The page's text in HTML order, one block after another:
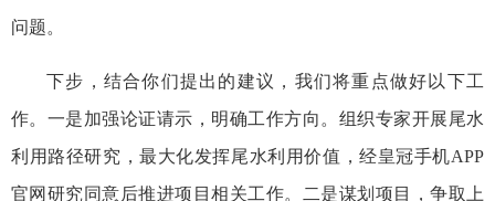
问题。
下步，结合你们提出的建议，我们将重点做好以下工
作。一是加强论证请示，明确工作方向。组织专家开展尾水
利用路径研究，最大化发挥尾水利用价值，经皇冠手机APP
官网研究同意后推进项目相关工作。二是谋划项目，争取上